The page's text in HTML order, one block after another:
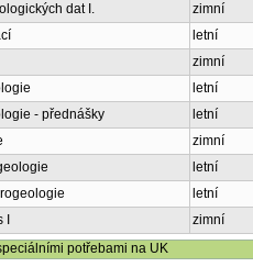
dat I.
zimní
letní
zimní
letní
- přednášky
letní
zimní
letní
letní
zimní
potřebami na UK